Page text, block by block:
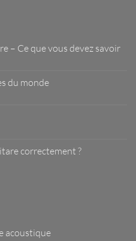
– Ce que vous devez savoir
du monde
correctement ?
acoustique